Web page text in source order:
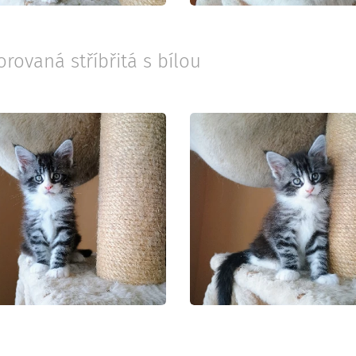
stříbřitá s bílou